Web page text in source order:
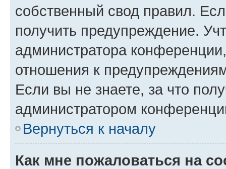
собственный свод правил.
получить предупреждение.
администратора
отношения к
Если вы не знаете, за что
администратором
Вернуться к началу
Как мне пожаловаться на